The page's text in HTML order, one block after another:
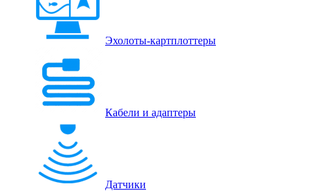
Эхолоты-картплоттеры
Кабели и адаптеры
Датчики